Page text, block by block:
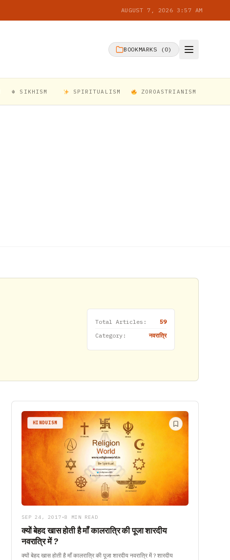
AUGUST 7, 2026 3:57 AM
BOOKMARKS ( 0)
☬ SIKHISM SPIRITUALISM ZOROASTRIANISM
Total Articles:
59
Category:
नवरात्रि
HINDUISM
SEP 24, 2017 •8 MIN READ
क्यों बेहद खास होती है माँ कालरात्रि की पूजा शारदीय
नवरात्रि में ?
क्यों बेहद खास होती है माँ कालरात्रि की पूजा शारदीय नवरात्रि में ? शारदीय